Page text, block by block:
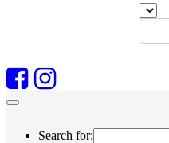
Search for: